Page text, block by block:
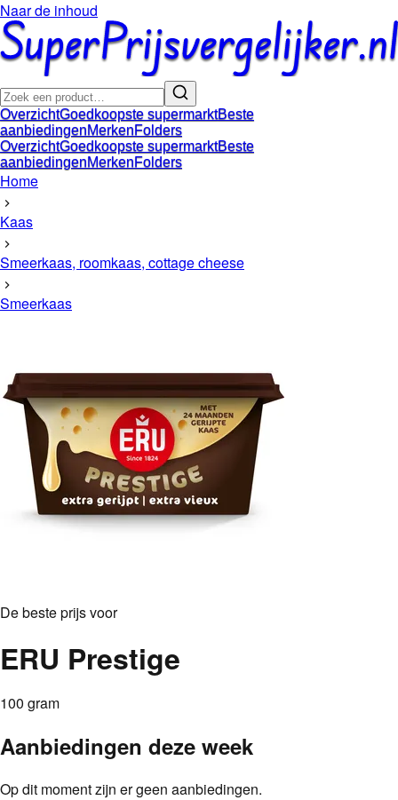
Naar de inhoud
OverzichtGoedkoopste supermarktBeste
aanbiedingenMerkenFolders
OverzichtGoedkoopste supermarktBeste
aanbiedingenMerkenFolders
Home
Kaas
Smeerkaas, roomkaas, cottage cheese
Smeerkaas
De beste prijs voor
ERU Prestige
100 gram
Aanbiedingen deze week
Op dit moment zijn er geen aanbiedingen.